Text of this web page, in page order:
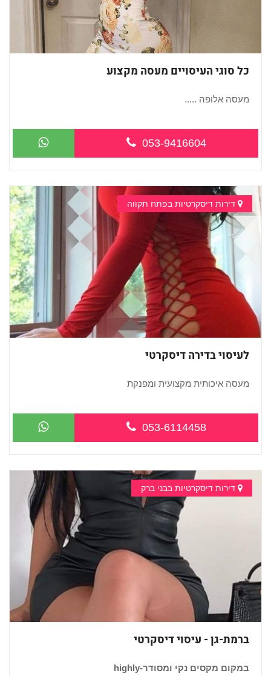
כל סוגי העיסויים מעסה מקצוע
מעסה אלופה .....
053-9416604
דירות דיסקרטיות בפתח תקווה
לעיסוי בדירה דיסקרטי
מעסה איכותית מקצועית ומפנקת
053-6114458
דירות דיסקרטיות בבני ברק
ברמת-גן - עיסוי דיסקרטי
במקום מקסים נקי ומסודר-highly